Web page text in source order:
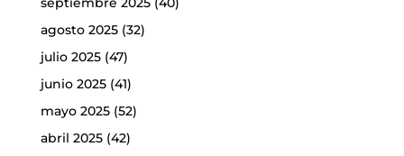
agosto 2025(32)
julio 2025(47)
junio 2025(41)
mayo 2025(52)
abril 2025(42)